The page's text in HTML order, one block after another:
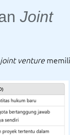
Joint
joint venture